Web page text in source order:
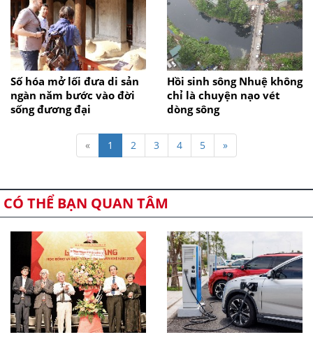
Số hóa mở lối đưa di sản
ngàn năm bước vào đời
sống đương đại
Hồi sinh sông Nhuệ không
chỉ là chuyện nạo vét
dòng sông
« 1 2 3 4 5 »
CÓ THỂ BẠN QUAN TÂM